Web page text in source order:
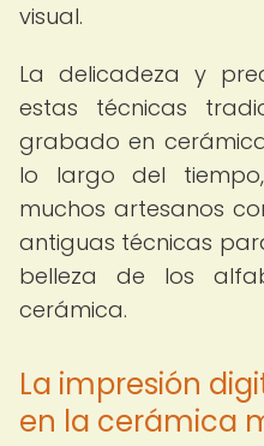
visual.
La delicadeza y
estas técnicas
grabado en
lo largo del
muchos artesanos
antiguas técnicas
belleza de los
cerámica.
La impresión
en la cerámica